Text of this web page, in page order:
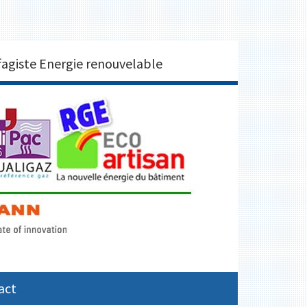
BRUNO DOUAY
Energie renouvelable